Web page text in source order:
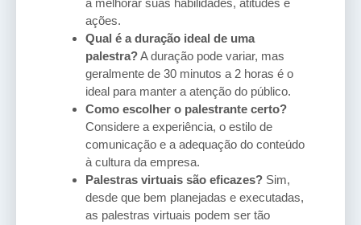
a melhorar suas habilidades, atitudes e
ações.
Qual é a duração ideal de uma
palestra?A duração pode variar, mas
geralmente de 30 minutos a 2 horas é o
ideal para manter a atenção do público.
Como escolher o palestrante certo?
Considere a experiência, o estilo de
comunicação e a adequação do conteúdo
à cultura da empresa.
Palestras virtuais são eficazes? Sim,
desde que bem planejadas e executadas,
as palestras virtuais podem ser tão